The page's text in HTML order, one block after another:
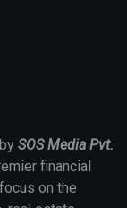
SOS Media Pvt.
financial
on the